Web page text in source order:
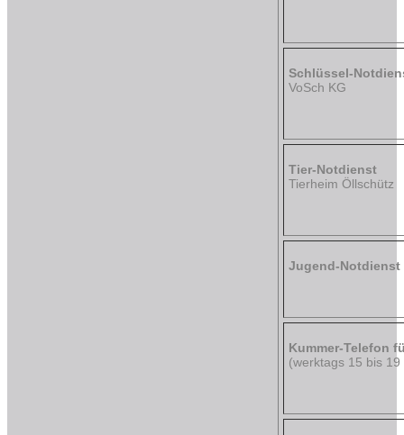
Schlüssel-
VoSch KG
Tier-Notdienst
Tierheim Öllschütz
Jugend-Notdienst
Kummer-Telefon
(werktags 15 bis 19